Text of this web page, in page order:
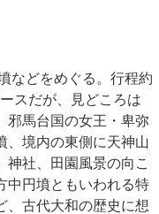
などをめぐる。行程約
スだが、見どころは
邪馬台国の女王・卑弥
、境内の東側に天神山
神社、田園風景の向こ
中円墳ともいわれる特
、古代大和の歴史に想